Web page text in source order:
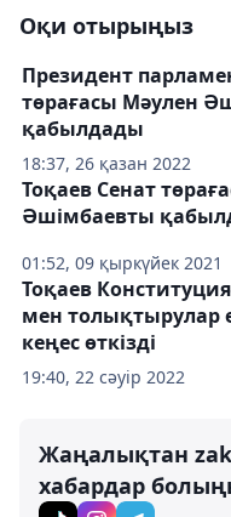
Оқи отырыңыз
18:37, 26 қазан 2022
Президент
төрағасы Мәулен
қабылдады
01:52, 09 қыркүйек 2021
Тоқаев Сенат
Әшімбаевты
19:40, 22 сәуір 2022
Тоқаев
мен толықтырулар
кеңес өткізді
Жаңалықтан
хабардар